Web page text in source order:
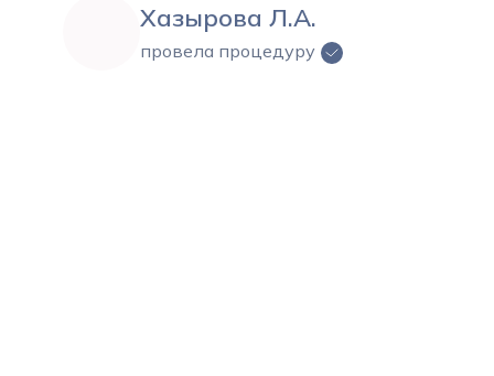
Хазырова Л.А.
провела процедуру